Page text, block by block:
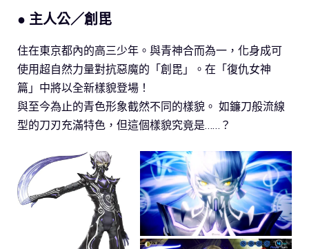
● 主人公／創毘
住在東京都內的高三少年。與青神合而為一，化身成可
使用超自然力量對抗惡魔的「創毘」。在「復仇女神
篇」中將以全新樣貌登場！
與至今為止的青色形象截然不同的樣貌。 如鐮刀般流線
型的刀刃充滿特色，但這個樣貌究竟是……？